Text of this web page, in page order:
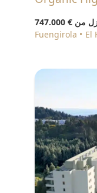
من € 747.000
Fuengirola
El